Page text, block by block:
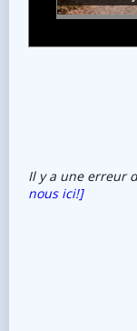
Il y a une erreur
nous ici!]